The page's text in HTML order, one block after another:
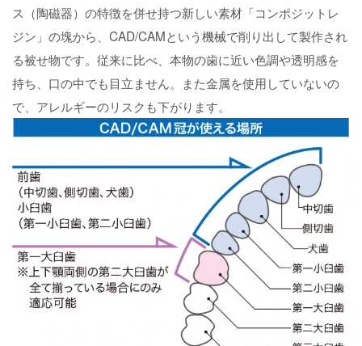
ス（陶磁器）の特徴を併せ持つ新しい素材「コンポジットレ
ジン」の塊から、CAD/CAMという機械で削り出して製作され
る被せ物です。従来に比べ、本物の歯に近い色調や透明感を
持ち、口の中でも目立ません。また金属を使用していないの
で、アレルギーのリスクも下がります。